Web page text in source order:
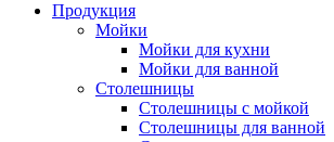
Продукция
Мойки
Мойки для кухни
Мойки для ванной
Столешницы
Столешницы с мойкой
Столешницы для ванной